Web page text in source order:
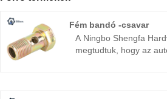
Fém bandó -csavar
A Ningbo Shengfa
megtudtuk, hogy az